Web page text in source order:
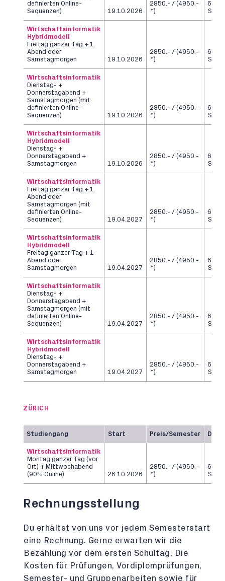
definierten Online-
Sequenzen)
19.10.2026
2850.- / (4950.-
*)
6
Wirtschaftsinformatik
Hybridmodell
Freitag ganzer Tag + 1
Abend oder
Samstagmorgen
19.10.2026
2850.- / (4950.-
*)
6
Wirtschaftsinformatik
Dienstag- +
Donnerstagabend +
Samstagmorgen (mit
definierten Online-
Sequenzen)
19.10.2026
2850.- / (4950.-
*)
6
Wirtschaftsinformatik
Hybridmodell
Dienstag- +
Donnerstagabend +
Samstagmorgen
19.10.2026
2850.- / (4950.-
*)
6
Wirtschaftsinformatik
Freitag ganzer Tag + 1
Abend oder
Samstagmorgen (mit
definierten Online-
Sequenzen)
19.04.2027
2850.- / (4950.-
*)
6
Wirtschaftsinformatik
Hybridmodell
Freitag ganzer Tag + 1
Abend oder
Samstagmorgen
19.04.2027
2850.- / (4950.-
*)
6
Wirtschaftsinformatik
Dienstag- +
Donnerstagabend +
Samstagmorgen (mit
definierten Online-
Sequenzen)
19.04.2027
2850.- / (4950.-
*)
6
Wirtschaftsinformatik
Hybridmodell
Dienstag- +
Donnerstagabend +
Samstagmorgen
19.04.2027
2850.- / (4950.-
*)
6
ZÜRICH
Studiengang Start Preis/Semester
Wirtschaftsinformatik
Montag ganzer Tag (vor
Ort) + Mittwochabend
(90% Online)
26.10.2026
2850.- / (4950.-
*)
6
Rechnungsstellung
Du erhältst von uns vor jedem Semesterstart
eine Rechnung. Gerne erwarten wir die
Bezahlung vor dem ersten Schultag. Die
Kosten für Prüfungen, Vordiplomprüfungen,
Semester- und Gruppenarbeiten sowie für